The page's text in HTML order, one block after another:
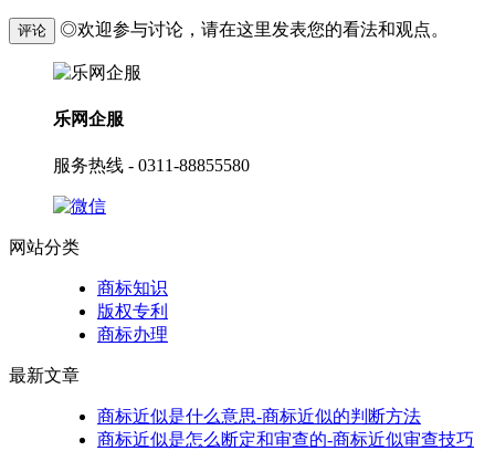
评论 ◎欢迎参与讨论，请在这里发表您的看法和观点。
乐网企服
服务热线 - 0311-88855580
网站分类
商标知识
版权专利
商标办理
最新文章
商标近似是什么意思-商标近似的判断方法
商标近似是怎么断定和审查的-商标近似审查技巧